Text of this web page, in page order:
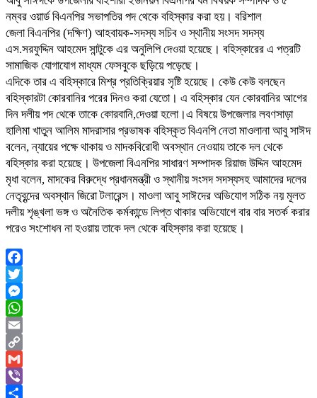
নম্বর ওয়ার্ড বিএনপির সভাপতির পদ থেকে বহিস্কার করা হয়। বরিশাল
জেলা বিএনপির (দক্ষিণ) আহবায়ক-সদস্য সচিব ও স্থানীয় সংসদ সদস্য
এস.সরফুদ্দিন আহমেদ সান্টুকে এর অনুলিপি দেওয়া হয়েছে। বহিস্কারের এ পত্রটি
সামাজিক যোগাযোগ মাধ্যম ফেসবুকে ছড়িয়ে পড়েছে।
এদিকে তার এ বহিস্কারে মিশ্র প্রতিক্রিয়ার সৃষ্টি হয়েছে। কেউ কেউ বলছেন
বহিস্কারটা কোরবানির পরের দিনও করা যেতো। এ বহিস্কার যেন কোরবানির আগের
দিন দলীয় পদ থেকে তাকে কোরবানি,দেওয়া হলো।এ বিষয়ে উপজেলার লবণসাড়া
হালিমা খাতুন আলিম মাদরাসার প্রভাষক বহিস্কৃত বিএনপি নেতা মাওলানা আবু সাঈদ
বলেন, ন্যায়ের পক্ষে থাকায় ও মাদকবিরোধী অবস্থান নেওয়ায় তাকে দল থেকে
বহিস্কার করা হয়েছে। উপজেলা বিএনপির সাধারণ সম্পাদক রিয়াজ উদ্দিন আহমেদ
মৃধা বলেন, মাদকের বিরুদ্ধে প্রধানমন্ত্রী ও স্থানীয় সংসদ সদস্যসহ আমাদের দলের
নেতৃবৃন্দের অবস্থান জিরো টলারেন্স। মাওলা আবু সাঈদের অভিযোগ সঠিক নয় মূলত
দলীয় শৃঙ্খলা ভঙ্গ ও অনৈতিক কর্মকান্ডে লিপ্ত থাকার অভিযোগে বার বার সতর্ক করার
পরেও সংশোধন না হওয়ায় তাকে দল থেকে বহিস্কার করা হয়েছে।
Facebook
Twitter
Messenger
WhatsApp
Email
Copy
Link
Gmail
Viber